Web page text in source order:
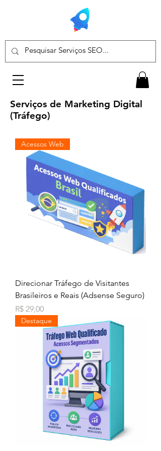
Serviços de Marketing Digital
(Tráfego)
Acessos Web
Direcionar Tráfego de Visitantes
Brasileiros e Reais (Adsense Seguro)
Preço
R$ 29,00
Destaque